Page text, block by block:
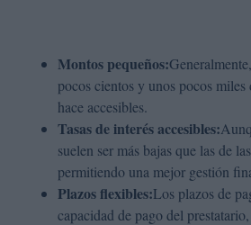
Montos pequeños:
pocos cientos y unos pocos
hace accesibles.
Tasas de interés accesibles:
suelen ser más bajas que las de
permitiendo una mejor gestión
Plazos flexibles:Los plazos de
capacidad de pago del